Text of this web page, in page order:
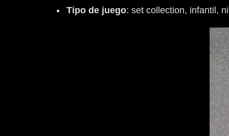
Tipo de juego: set collection, infantil,